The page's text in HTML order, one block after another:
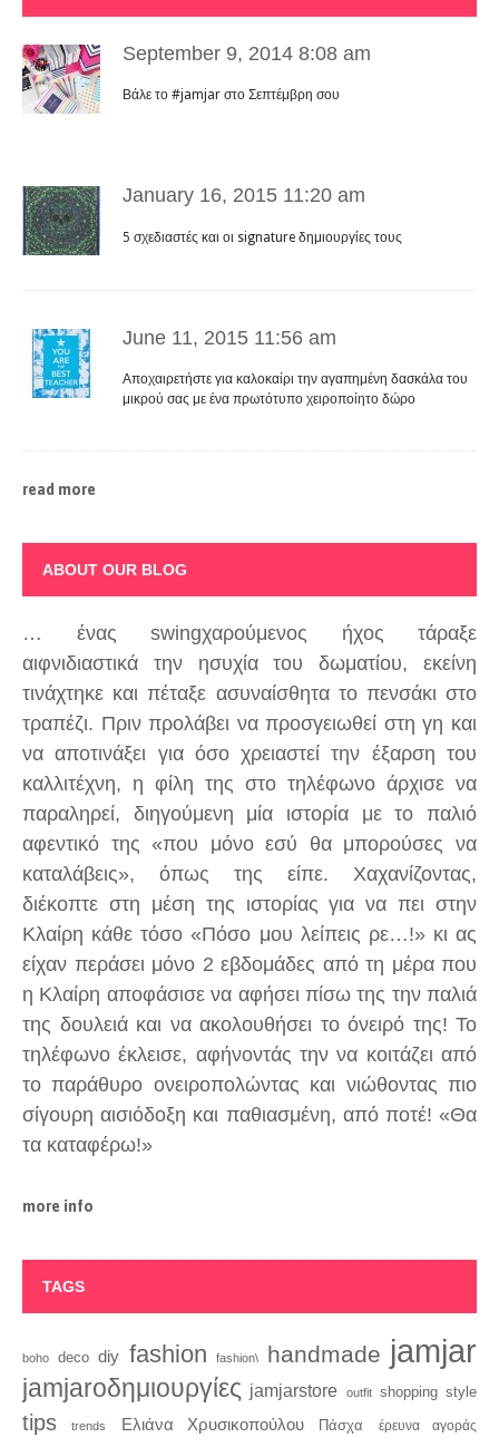
September 9, 2014 8:08 am
Βάλε το #jamjar στο Σεπτέμβρη σου
January 16, 2015 11:20 am
5 σχεδιαστές και οι signature δημιουργίες τους
June 11, 2015 11:56 am
Αποχαιρετήστε για καλοκαίρι την αγαπημένη δασκάλα του
μικρού σας με ένα πρωτότυπο χειροποίητο δώρο
read more
ABOUT OUR BLOG
… ένας swingχαρούμενος ήχος τάραξε
αιφνιδιαστικά την ησυχία του δωματίου, εκείνη
τινάχτηκε και πέταξε ασυναίσθητα το πενσάκι στο
τραπέζι. Πριν προλάβει να προσγειωθεί στη γη και
να αποτινάξει για όσο χρειαστεί την έξαρση του
καλλιτέχνη, η φίλη της στο τηλέφωνο άρχισε να
παραληρεί, διηγούμενη μία ιστορία με το παλιό
αφεντικό της «που μόνο εσύ θα μπορούσες να
καταλάβεις», όπως της είπε. Χαχανίζοντας,
διέκοπτε στη μέση της ιστορίας για να πει στην
Κλαίρη κάθε τόσο «Πόσο μου λείπεις ρε…!» κι ας
είχαν περάσει μόνο 2 εβδομάδες από τη μέρα που
η Κλαίρη αποφάσισε να αφήσει πίσω της την παλιά
της δουλειά και να ακολουθήσει το όνειρό της! Το
τηλέφωνο έκλεισε, αφήνοντάς την να κοιτάζει από
το παράθυρο ονειροπολώντας και νιώθοντας πιο
σίγουρη αισιόδοξη και παθιασμένη, από ποτέ! «Θα
τα καταφέρω!»
more info
TAGS
boho deco diy fashion fashion\ handmade jamjar
jamjaroδημιουργίες jamjarstore outfit shopping style
tips trends Ελιάνα Χρυσικοπούλου Πάσχα έρευνα αγοράς